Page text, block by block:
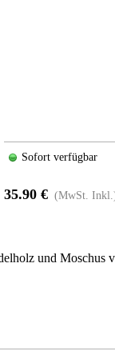
Sofort verfügbar
35.90 € (MwSt.
und Moschus